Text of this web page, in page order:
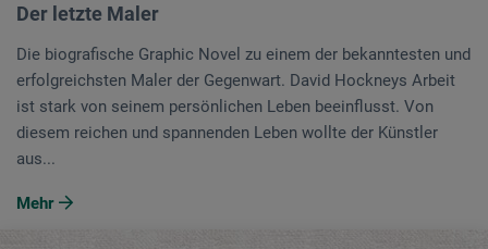
Der letzte Maler
Die biografische Graphic Novel zu einem der bekanntesten und
erfolgreichsten Maler der Gegenwart. David Hockneys Arbeit
ist stark von seinem persönlichen Leben beeinflusst. Von
diesem reichen und spannenden Leben wollte der Künstler
aus...
Mehr